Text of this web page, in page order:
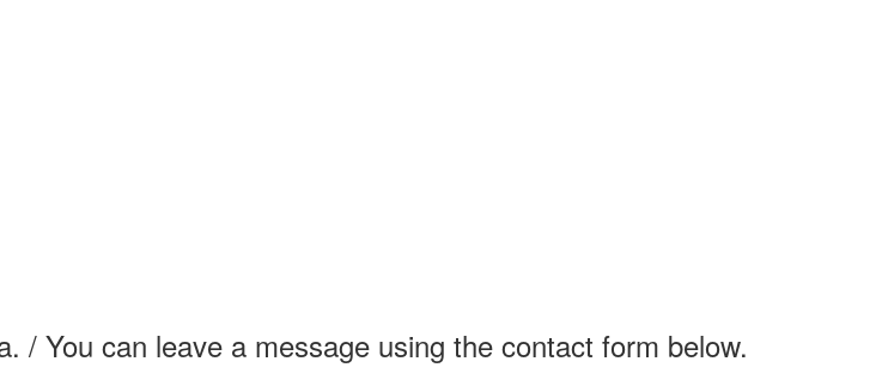
/ You can leave a message using the contact form below.